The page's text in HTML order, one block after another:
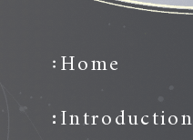
Home
Introduction